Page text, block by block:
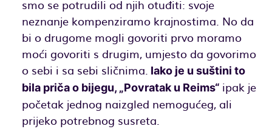
smo se potrudili od njih otuđiti: svoje
neznanje kompenziramo krajnostima. No da
bi o drugome mogli govoriti prvo moramo
moći govoriti s drugim, umjesto da govorimo
o sebi i sa sebi sličnima. Iako je u suštini to
bila priča o bijegu, „Povratak u Reims“ ipak je
početak jednog naizgled nemogućeg, ali
prijeko potrebnog susreta.